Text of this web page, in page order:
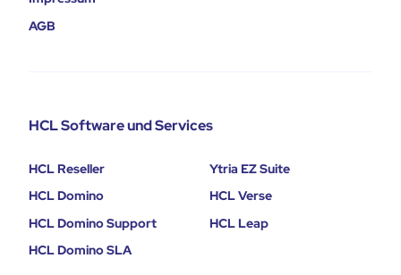
AGB
HCL Software und Services
HCL Reseller
HCL Domino
HCL Domino Support
HCL Domino SLA
Ytria EZ Suite
HCL Verse
HCL Leap